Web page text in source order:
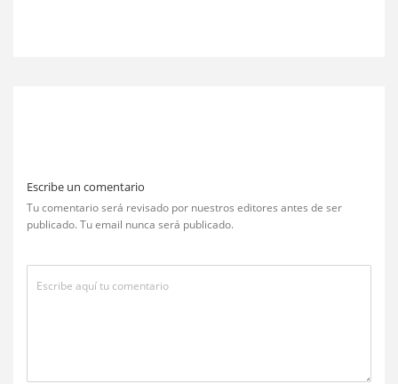
Escribe un comentario
Tu comentario será revisado por nuestros editores antes de ser
publicado. Tu email nunca será publicado.